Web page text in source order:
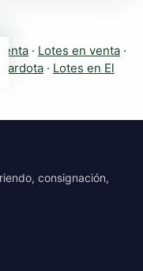
· Lotes en venta ·
· Lotes en El
consignación,